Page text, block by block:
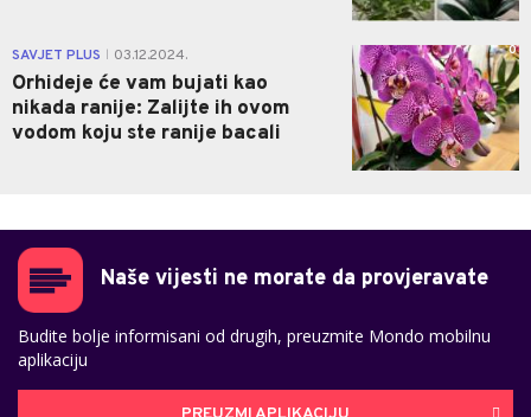
SAVJET PLUS 03.12.2024.
Orhideje će vam bujati kao
nikada ranije: Zalijte ih ovom
vodom koju ste ranije bacali
0
Naše vijesti ne morate da provjeravate
Budite bolje informisani od drugih, preuzmite Mondo mobilnu
aplikaciju